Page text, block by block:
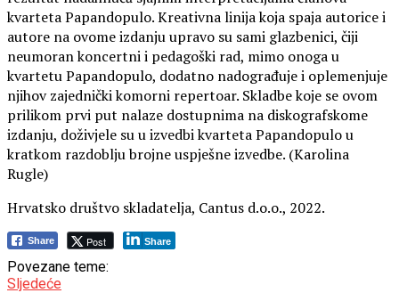
kvarteta Papandopulo. Kreativna linija koja spaja autorice i
autore na ovome izdanju upravo su sami glazbenici, čiji
neumoran koncertni i pedagoški rad, mimo onoga u
kvartetu Papandopulo, dodatno nadograđuje i oplemenjuje
njihov zajednički komorni repertoar. Skladbe koje se ovom
prilikom prvi put nalaze dostupnima na diskografskome
izdanju, doživjele su u izvedbi kvarteta Papandopulo u
kratkom razdoblju brojne uspješne izvedbe. (Karolina
Rugle)
Hrvatsko društvo skladatelja, Cantus d.o.o., 2022.
Share Post Share
Povezane teme:
Sljedeće